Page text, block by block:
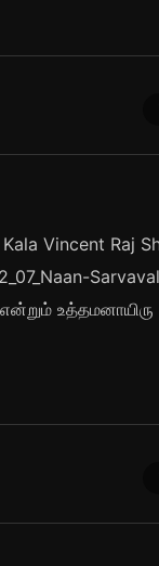
Vincent Raj
உத்தமனாயிரு